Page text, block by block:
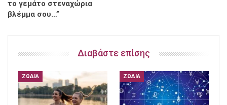
το γεμάτο στεναχώρια
βλέμμα σου…”
Διαβάστε επίσης
ΖΏΔΙΑ ΖΏΔΙΑ